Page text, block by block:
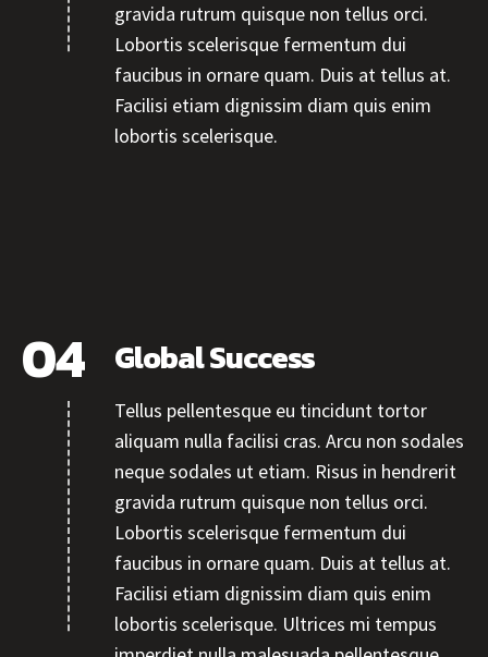
gravida rutrum quisque non tellus orci.
Lobortis scelerisque fermentum dui
faucibus in ornare quam. Duis at tellus at.
Facilisi etiam dignissim diam quis enim
lobortis scelerisque.
Global Success
Tellus pellentesque eu tincidunt tortor
aliquam nulla facilisi cras. Arcu non sodales
neque sodales ut etiam. Risus in hendrerit
gravida rutrum quisque non tellus orci.
Lobortis scelerisque fermentum dui
faucibus in ornare quam. Duis at tellus at.
Facilisi etiam dignissim diam quis enim
lobortis scelerisque. Ultrices mi tempus